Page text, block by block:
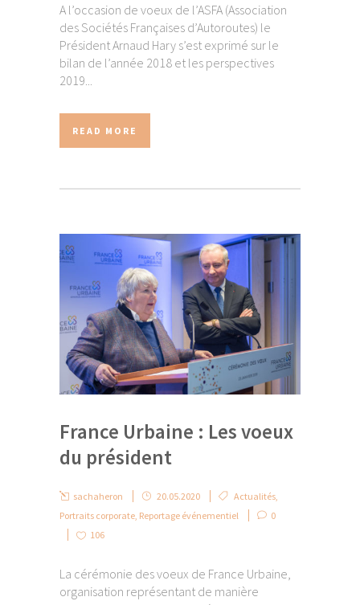
A l’occasion de voeux de l’ASFA (Association
des Sociétés Françaises d’Autoroutes) le
Président Arnaud Hary s’est exprimé sur le
bilan de l’année 2018 et les perspectives
2019...
READ MORE
France Urbaine : Les voeux
du président
sachaheron 20.05.2020 Actualités
Portraits corporate Reportage événementiel
0
106
La cérémonie des voeux de France Urbaine,
organisation représentant de manière